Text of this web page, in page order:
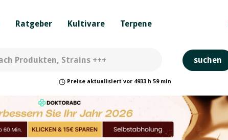
Ratgeber Kultivare Terpene
Preise aktualisiert vor 4933 h 59 min